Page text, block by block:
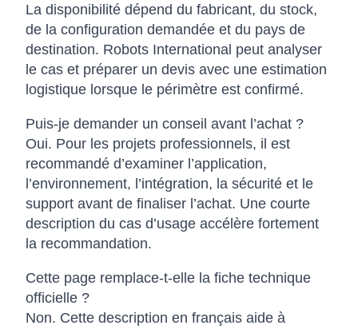
La disponibilité dépend du fabricant, du stock,
de la configuration demandée et du pays de
destination. Robots International peut analyser
le cas et préparer un devis avec une estimation
logistique lorsque le périmètre est confirmé.
Puis-je demander un conseil avant l’achat ?
Oui. Pour les projets professionnels, il est
recommandé d’examiner l’application,
l’environnement, l’intégration, la sécurité et le
support avant de finaliser l’achat. Une courte
description du cas d’usage accélère fortement
la recommandation.
Cette page remplace-t-elle la fiche technique
officielle ?
Non. Cette description en français aide à